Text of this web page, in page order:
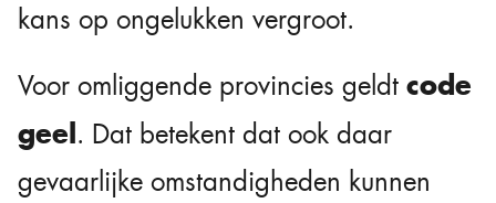
kans op ongelukken vergroot.
Voor omliggende provincies geldt code
geel. Dat betekent dat ook daar
gevaarlijke omstandigheden kunnen